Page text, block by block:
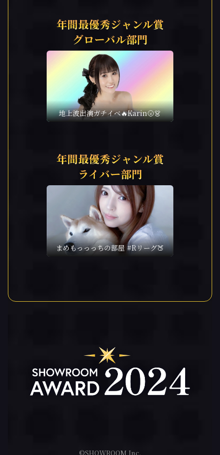
年間最優秀ジャンル賞
グローバル部門
地上波出演ガチイベ🔥Karin🌝👗
年間最優秀ジャンル賞
ライバー部門
まめもっっっちの部屋 #Rリーグ🍑
©SHOWROOM Inc.